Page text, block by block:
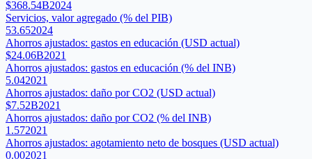
$368.54B2024
Servicios, valor agregado (% del PIB)
53.652024
Ahorros ajustados: gastos en educación (USD actual)
$24.06B2021
Ahorros ajustados: gastos en educación (% del INB)
5.042021
Ahorros ajustados: daño por CO2 (USD actual)
$7.52B2021
Ahorros ajustados: daño por CO2 (% del INB)
1.572021
Ahorros ajustados: agotamiento neto de bosques (USD actual)
0.002021